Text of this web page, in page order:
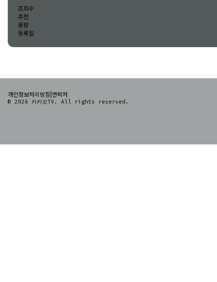
조회수
추천
용량
등록일
개인정보처리방침 연락처
© 2026 카카오TV. All rights reserved.